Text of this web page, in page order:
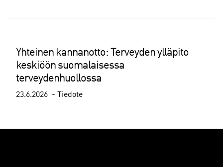
Yhteinen kannanotto: Terveyden ylläpito
keskiöön suomalaisessa
terveydenhuollossa
23.6.2026 Tiedote